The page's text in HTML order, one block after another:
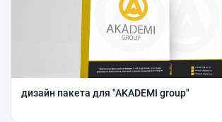
дизайн пакета для "AKADEMI group"